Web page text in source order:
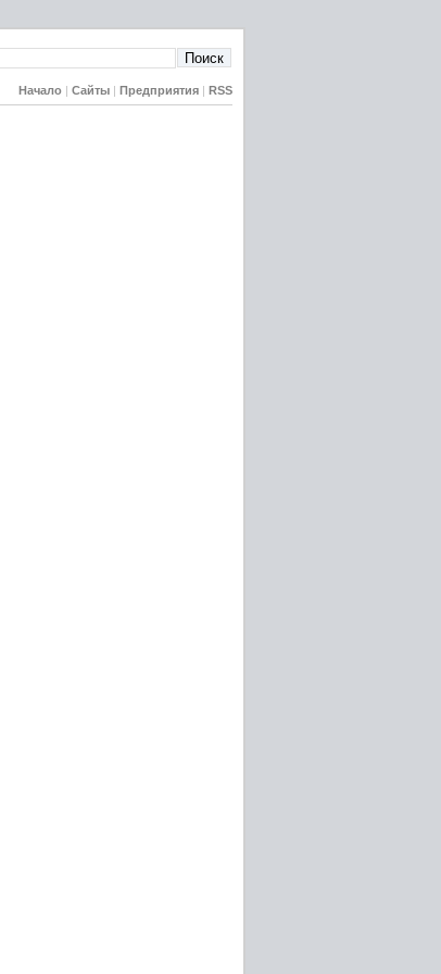
Начало Сайты Предприятия RSS